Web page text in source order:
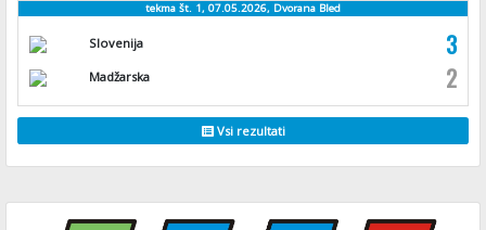
tekma št. 1, 07.05.2026, Dvorana Bled
Slovenija 3
Madžarska 2
Vsi rezultati